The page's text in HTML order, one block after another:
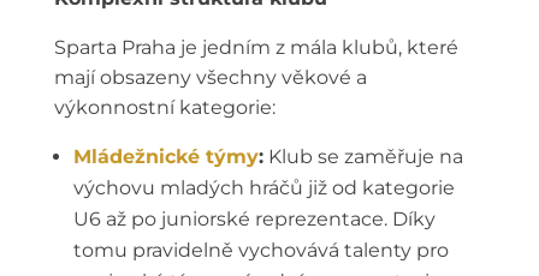
Sparta Praha je jedním z mála klubů, které
mají obsazeny všechny věkové a
výkonnostní kategorie:
Mládežnické týmy:Klub se zaměřuje na
výchovu mladých hráčů již od kategorie
U6 až po juniorské reprezentace. Díky
tomu pravidelně vychovává talenty pro